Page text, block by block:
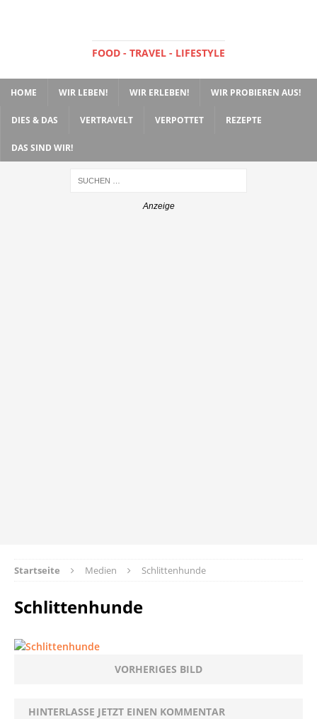
FOOD - TRAVEL - LIFESTYLE
HOME WIR LEBEN! WIR ERLEBEN! WIR PROBIEREN AUS!
DIES & DAS VERTRAVELT VERPOTTET REZEPTE
DAS SIND WIR!
Startseite Medien Schlittenhunde
Schlittenhunde
VORHERIGES BILD
HINTERLASSE JETZT EINEN KOMMENTAR